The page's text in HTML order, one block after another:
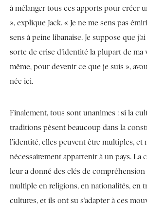
à mélanger tous ces apports pour créer
», explique Jack. « Je ne me sens pas
sens à peine libanaise. Je suppose que
sorte de crise d’identité la plupart de ma
même, pour devenir ce que je suis »,
née ici.
Finalement, tous sont unanimes : si la
traditions pèsent beaucoup dans la
l’identité, elles peuvent être multiples, et
nécessairement appartenir à un pays. La
leur a donné des clés de compréhension
multiple en religions, en nationalités, en
cultures, et ils ont su s’adapter à ces